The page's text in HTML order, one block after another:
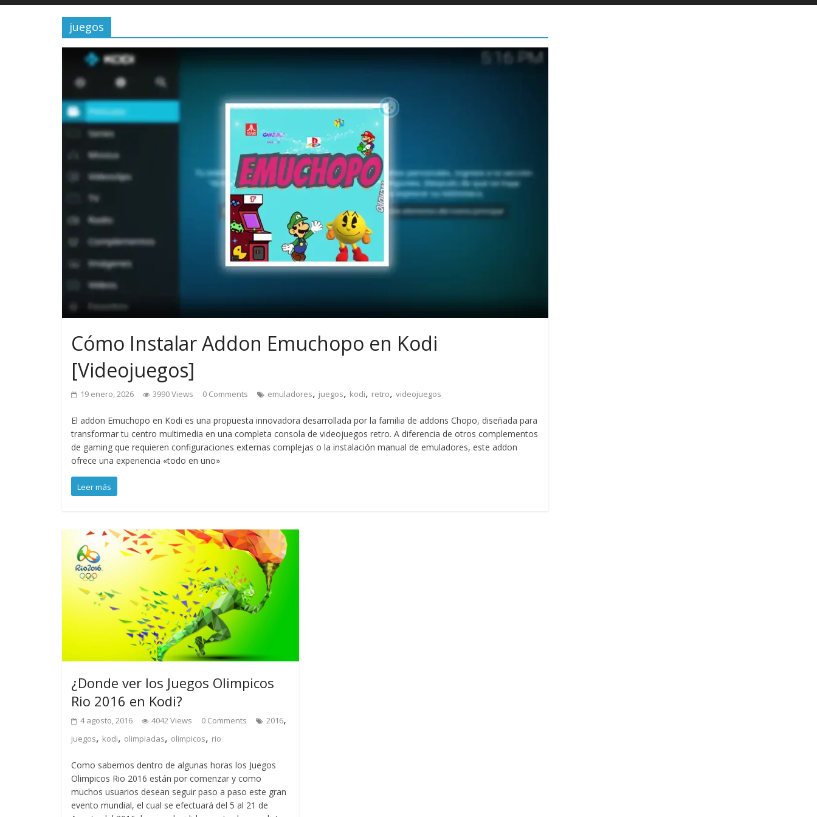
juegos
Cómo Instalar Addon Emuchopo en Kodi
[Videojuegos]
19 enero, 2026 3990 Views 0 Comments emuladores, juegos, kodi, retro, videojuegos
El addon Emuchopo en Kodi es una propuesta innovadora desarrollada por la familia de addons Chopo, diseñada para
transformar tu centro multimedia en una completa consola de videojuegos retro. A diferencia de otros complementos
de gaming que requieren configuraciones externas complejas o la instalación manual de emuladores, este addon
ofrece una experiencia «todo en uno»
Leer más
¿Donde ver los Juegos Olimpicos
Rio 2016 en Kodi?
4 agosto, 2016 4042 Views 0 Comments 2016,
juegos, kodi, olimpiadas, olimpicos, rio
Como sabemos dentro de algunas horas los Juegos
Olimpicos Rio 2016 están por comenzar y como
muchos usuarios desean seguir paso a paso este gran
evento mundial, el cual se efectuará del 5 al 21 de